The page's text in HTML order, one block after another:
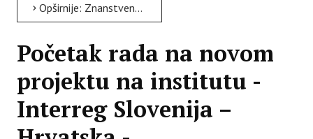
Opširnije: Znanstveni razgovori - Jača valorizacija resursa vinskog podruma Instituta
Početak rada na novom
projektu na institutu -
Interreg Slovenija –